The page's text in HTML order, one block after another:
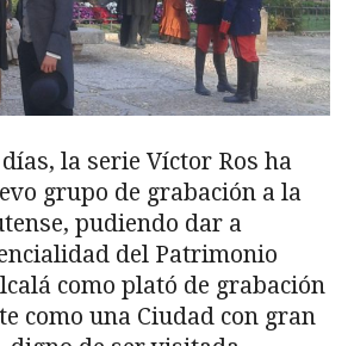
la serie Víctor Ros ha
grupo de grabación a la
pudiendo dar a
del Patrimonio
como plató de grabación
como una Ciudad con gran